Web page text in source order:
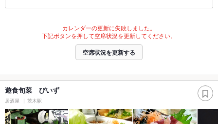
カレンダーの更新に失敗しました。
下記ボタンを押して空席状況を更新してください。
空席状況を更新する
遊食旬菜 びいず
居酒屋 茨木駅